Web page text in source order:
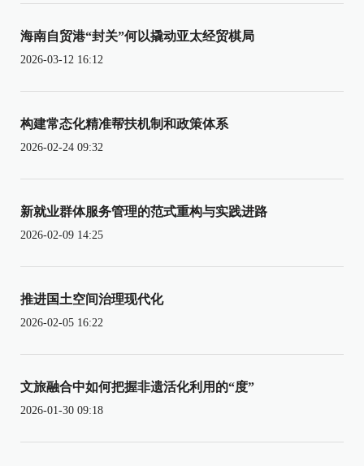
海南自贸港“封关”何以撬动亚太经贸棋局
2026-03-12 16:12
构建常态化精准帮扶机制和政策体系
2026-02-24 09:32
新就业群体服务管理的范式重构与实践进路
2026-02-09 14:25
推进国土空间治理现代化
2026-02-05 16:22
文旅融合中如何把握非遗活化利用的“度”
2026-01-30 09:18